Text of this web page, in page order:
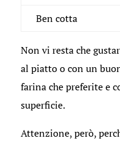
Ben cotta
Non vi resta che
al piatto o con un
farina che preferite e
superficie.
Attenzione, però,